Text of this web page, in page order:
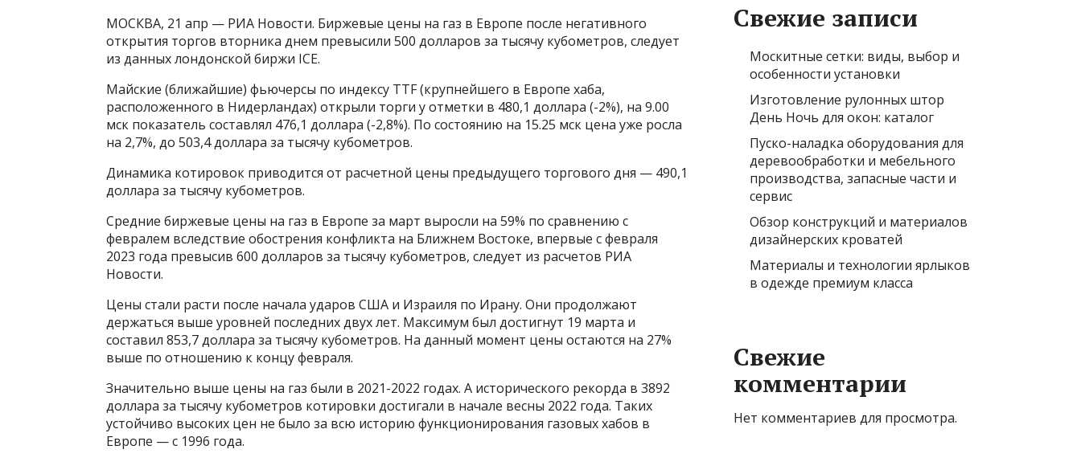
МОСКВА, 21 апр — РИА Новости. Биржевые цены на газ в Европе после негативного
открытия торгов вторника днем превысили 500 долларов за тысячу кубометров, следует
из данных лондонской биржи ICE.
Майские (ближайшие) фьючерсы по индексу TTF (крупнейшего в Европе хаба,
расположенного в Нидерландах) открыли торги у отметки в 480,1 доллара (-2%), на 9​​​.00
мск показатель составлял 476,1 доллара (-2,8%). По состоянию на 15.25 мск цена уже росла
на 2,7%, до 503,4 доллара за тысячу кубометров.
Динамика котировок приводится от расчетной цены предыдущего торгового дня — 490,1
доллара за тысячу кубометров.
Средние биржевые цены на газ в Европе за март выросли на 59% по сравнению с
февралем вследствие обострения конфликта на Ближнем Востоке, впервые с февраля
2023 года превысив 600 долларов за тысячу кубометров, следует из расчетов РИА
Новости.
Цены стали расти после начала ударов США и Израиля по Ирану. Они продолжают
держаться выше уровней последних двух лет. Максимум был достигнут 19 марта и
составил 853,7 доллара за тысячу кубометров. На данный момент цены остаются на 27%
выше по отношению к концу февраля.
Значительно выше цены на газ были в 2021-2022 годах. А исторического рекорда в 3892
доллара за тысячу кубометров котировки достигали в начале весны 2022 года. Таких
устойчиво высоких цен не было за всю историю функционирования газовых хабов в
Европе — с 1996 года.
Свежие записи
Москитные сетки: виды, выбор и
особенности установки
Изготовление рулонных штор
День Ночь для окон: каталог
Пуско-наладка оборудования для
деревообработки и мебельного
производства, запасные части и
сервис
Обзор конструкций и материалов
дизайнерских кроватей
Материалы и технологии ярлыков
в одежде премиум класса
Свежие
комментарии
Нет комментариев для просмотра.